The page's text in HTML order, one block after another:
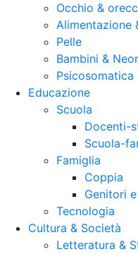
Occhio &
Alimentazione
Pelle
Bambini &
Psicosomatica
Educazione
Scuola
Docenti-
Scuola-
Famiglia
Coppia
Genitori
Tecnologia
Cultura & Società
Letteratura &